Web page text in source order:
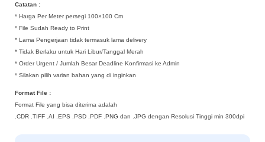
Catatan :
* Harga Per Meter persegi 100×100 Cm
* File Sudah Ready to Print
* Lama Pengerjaan tidak termasuk lama delivery
* Tidak Berlaku untuk Hari Libur/Tanggal Merah
* Order Urgent / Jumlah Besar Deadline Konfirmasi ke Admin
* Silakan pilih varian bahan yang di inginkan
Format File :
Format File yang bisa diterima adalah
.CDR .TIFF .AI .EPS .PSD .PDF .PNG dan .JPG dengan Resolusi Tinggi min 300dpi